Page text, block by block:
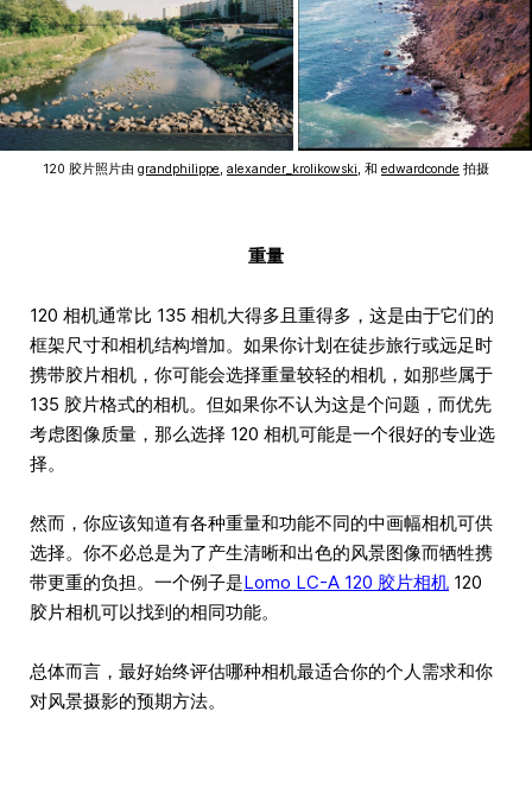
120 胶片照片由 grandphilippe, alexander_krolikowski, 和 edwardconde 拍摄
重量
120 相机通常比 135 相机大得多且重得多，这是由于它们的
框架尺寸和相机结构增加。如果你计划在徒步旅行或远足时
携带胶片相机，你可能会选择重量较轻的相机，如那些属于
135 胶片格式的相机。但如果你不认为这是个问题，而优先
考虑图像质量，那么选择 120 相机可能是一个很好的专业选
择。
然而，你应该知道有各种重量和功能不同的中画幅相机可供
选择。你不必总是为了产生清晰和出色的风景图像而牺牲携
带更重的负担。一个例子是Lomo LC-A 120 胶片相机 120
胶片相机可以找到的相同功能。
总体而言，最好始终评估哪种相机最适合你的个人需求和你
对风景摄影的预期方法。